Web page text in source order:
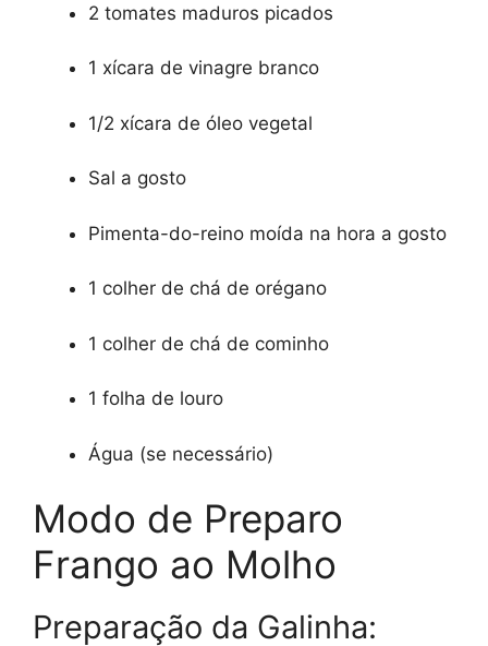
2 tomates maduros picados
1 xícara de vinagre branco
1/2 xícara de óleo vegetal
Sal a gosto
Pimenta-do-reino moída na hora a gosto
1 colher de chá de orégano
1 colher de chá de cominho
1 folha de louro
Água (se necessário)
Modo de Preparo
Frango ao Molho
Preparação da Galinha: